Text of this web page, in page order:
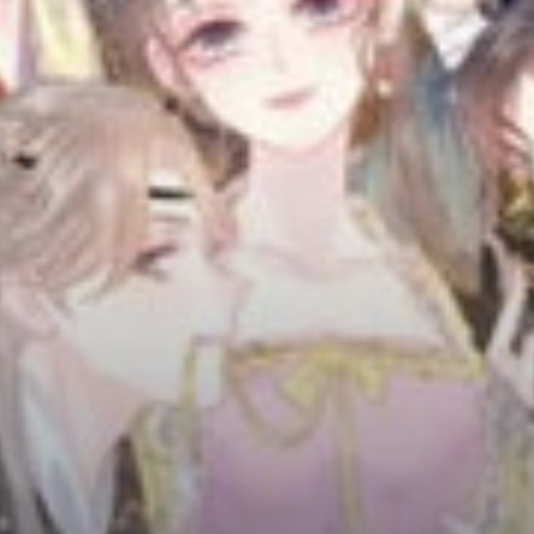
Adventure
Tu Tiên
Ngôn Tình
Slice Of Life
School Life
Manga
Supernatural
Webtoon